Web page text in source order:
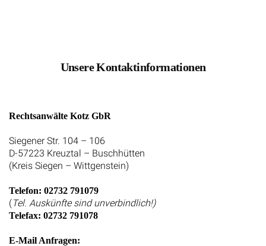
Unsere Kontaktinformationen
Rechtsanwälte Kotz GbR
Siegener Str. 104 – 106
D-57223 Kreuztal – Buschhütten
(Kreis Siegen – Wittgenstein)
Telefon: 02732 791079
(Tel. Auskünfte sind unverbindlich!)
Telefax: 02732 791078
E-Mail Anfragen: